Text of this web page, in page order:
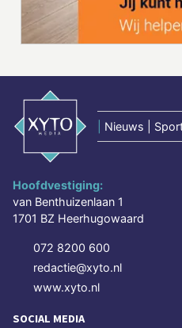
Nieuws |
Hoofdvestiging:
van Benthuizenlaan 1
1701 BZ Heerhugowaard
072 8200 600
redactie@xyto.nl
www.xyto.nl
SOCIAL MEDIA